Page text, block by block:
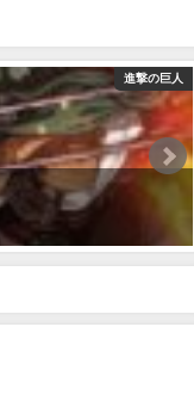
進撃の巨人